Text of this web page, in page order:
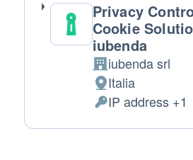
Privacy
Cookie
iubenda
Azienda:
iubenda srl
Luogo del
Italia
Dati Personali
IP address +1